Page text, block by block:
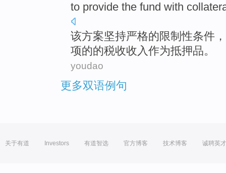
to provide the fund with
该方案坚持严格的限制性条件
项的的税收收入作为抵押品。
youdao
更多双语例句
关于有道 Investors 有道智选 官方博客 技术博客 诚聘英才